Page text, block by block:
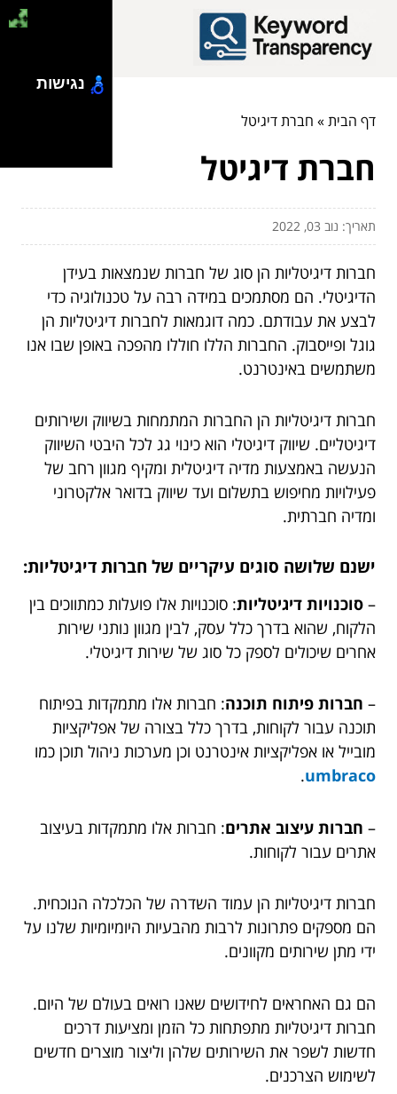
דף הבית» חברת דיגיטל
חברת דיגיטל
תאריך: נוב 03, 2022
חברות דיגיטליות הן סוג של חברות שנמצאות בעידן
הדיגיטלי. הם מסתמכים במידה רבה על טכנולוגיה כדי
לבצע את עבודתם. כמה דוגמאות לחברות דיגיטליות הן
גוגל ופייסבוק. החברות הללו חוללו מהפכה באופן שבו אנו
משתמשים באינטרנט.
חברות דיגיטליות הן החברות המתמחות בשיווק ושירותים
דיגיטליים. שיווק דיגיטלי הוא כינוי גג לכל היבטי השיווק
הנעשה באמצעות מדיה דיגיטלית ומקיף מגוון רחב של
פעילויות מחיפוש בתשלום ועד שיווק בדואר אלקטרוני
ומדיה חברתית.
ישנם שלושה סוגים עיקריים של חברות דיגיטליות:
– סוכנויות דיגיטליות: סוכנויות אלו פועלות כמתווכים בין
הלקוח, שהוא בדרך כלל עסק, לבין מגוון נותני שירות
אחרים שיכולים לספק כל סוג של שירות דיגיטלי.
– חברות פיתוח תוכנה: חברות אלו מתמקדות בפיתוח
תוכנה עבור לקוחות, בדרך כלל בצורה של אפליקציות
מובייל או אפליקציות אינטרנט וכן מערכות ניהול תוכן כמו
umbraco
.
– חברות עיצוב אתרים: חברות אלו מתמקדות בעיצוב
אתרים עבור לקוחות.
חברות דיגיטליות הן עמוד השדרה של הכלכלה הנוכחית.
הם מספקים פתרונות לרבות מהבעיות היומיומיות שלנו על
ידי מתן שירותים מקוונים.
הם גם האחראים לחידושים שאנו רואים בעולם של היום.
חברות דיגיטליות מתפתחות כל הזמן ומציעות דרכים
חדשות לשפר את השירותים שלהן וליצור מוצרים חדשים
לשימוש הצרכנים.
נגישות